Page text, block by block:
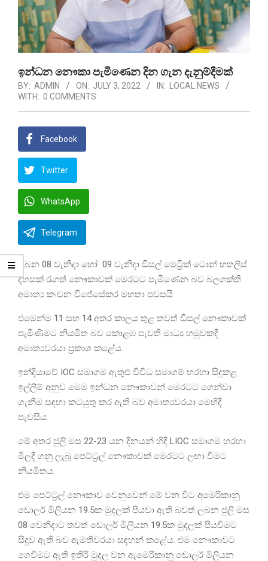
ඉන්ධන නෞකා පැමිණෙන දින ගැන දැනුම්දීමක්
BY: ADMIN ON: JULY 3, 2022 IN:
LOCAL NEWS
WITH: 0 COMMENTS
Facebook
Twitter
WhatsApp
Telegram
ලබන 08 වැනිදා හෝ 09 වැනිදා ඩීසල් මෙට්‍රික් ටොන් හතලිස්
දහසක් රැගත් නෞකාවක් මෙරටට පැමිණෙන බව බලශක්ති
අමාත්‍ය කංචන විජේසේකර මහතා පවසයි.
එමෙන්ම 11 සහ 14 අතර කාලය තුළ තවත් ඩීසල් නෞකාවක්
පැමිණිමට නියමිත බව කොළඹ පැවති මාධ්‍ය හමුවකදී
අමාත්‍යවරයා ප්‍රකාශ කළේය.
ඉන්දියාවේ IOC සමාගම ඇතුළු විවිධ සමාගම් හරහා සිදුකළ
ඉල්ලීම් අනුව මෙම ඉන්ධන නෞකාවන් මෙරටට ගෙන්වා
ගැනීම සඳහා කටයුතු කර ඇති බව අමාත්‍යවරයා මෙහිදී
පැවසීය.
මේ අතර ජුලි මස 22-23 යන දිනයන් හිදී LIOC සමාගම හරහා
මිලදී ගනු ලැබූ පෙට්ට්‍රල් නෞකාවක් මෙරටට ලඟා වීමට
නියමිතය.
එම පෙට්ට්‍රල් නෞකාව වෙනුවෙන් මේ වන විට අමෙරිකානු
ඩොලර් මිලියන 19.5ක මුදලක් පියවා ඇති බවත් ලබන ජුලි මස
08 වෙනිදාට තවත් ඩොලර් මිලියන 19.5ක මුදලක් පියවීමට
සිදුව ඇති බව ඇමතිවරයා සඳහන් කළේය. එම නෞකාවට
ගෙවීමට ඇති ඉතිරි මුදල වන ඇමෙරිකානු ඩොලර් මිලියන